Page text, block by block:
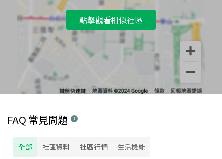
點擊觀看相似社區
FAQ 常見問題
全部 社區資料 社區行情 生活機能